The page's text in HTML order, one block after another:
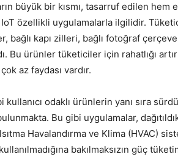
büyük bir kısmı, tasarruf edilen hem
özellikli uygulamalarla ilgilidir. Tüketici
bağlı kapı zilleri, bağlı fotoğraf
Bu ürünler tüketiciler için rahatlığı
çok az faydası vardır.
kullanıcı odaklı ürünlerin yanı sıra
Bu gibi uygulamalar,
Isıtma Havalandırma ve Klima (HVAC)
bakılmaksızın güç